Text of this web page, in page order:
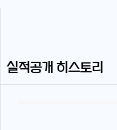
실적공개 히스토리